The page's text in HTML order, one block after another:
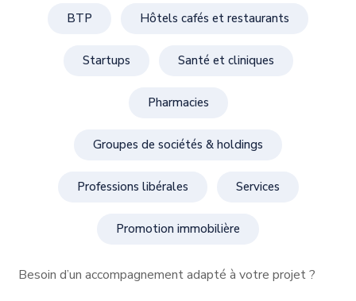
BTP Hôtels cafés et restaurants
Startups Santé et cliniques
Pharmacies
Groupes de sociétés & holdings
Professions libérales Services
Promotion immobilière
Besoin d’un accompagnement adapté à votre projet ?